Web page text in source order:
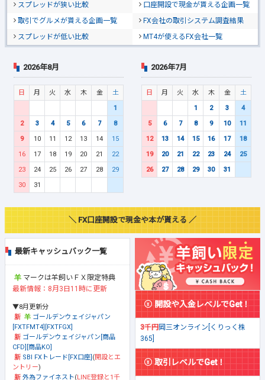
スプレッドが狭い比較
口座開設で現金が貰える企画一覧
取引でグルメが貰える企画一覧
FX会社の取引システム調査結果
スプレッドが低い比較
MT4が使えるFX会社一覧
2026年8月
日 月 火 水 木 金
土
1
2
3 4 5 6 7
8
9
10 11 12 13 14
15
16
17 18 19 20 21
22
23
24 25 26 27 28
29
30
31
2026年7月
日 月 火 水 木 金
土
1
2 3
4
5
6 7 8 9 10
11
12
13 14 15 16 17
18
19
20 21 22 23 24
25
26
27 28 29 30 31
＼ FX口座開設で現金や本が貰える ／
最新キャッシュバック一覧
マークは羊飼いＦＸ限定特典
最新情報：8月3日11時に更新
▼8月更新分
ゴールデンウェイジャパン
[FXTFMT4][FXTFGX]
ゴールデンウェイジャパン[商品
CFD][商品KO]
SBI FXトレード[FX口座] (開設とエ
ントリー)
外為ファイネスト(LINE登録と1千
開設や入金レベルでGet！
3千円岡三オンライン[くりっく株
365]
取引レベルでGet！